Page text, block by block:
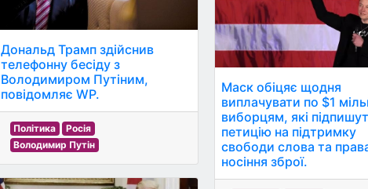
Дональд Трамп здійснив
телефонну бесіду з
Володимиром Путіним,
повідомляє WP.
Політика
Росія
Володимир Путін
Маск обіцяє щодня
виплачувати по $1
виборцям, які
петицію на підтримку
свободи слова та
носіння зброї.